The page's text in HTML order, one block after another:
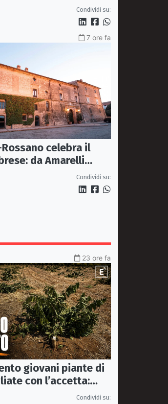
Condividi su:
7 ore fa
celebra il
da Amarelli
alle eccellenzeCondividi su:
23 ore fa
giovani piante di
con l’accetta:
Condividi su: